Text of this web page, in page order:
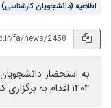
اطلاعیه (دانشجویان کارشناسی)
به استحضار
۱۴۰۴ اقدام به برگزاری کلاس های ترم تابستان ۱۴۰۴_۱۴۰۳می نماید.